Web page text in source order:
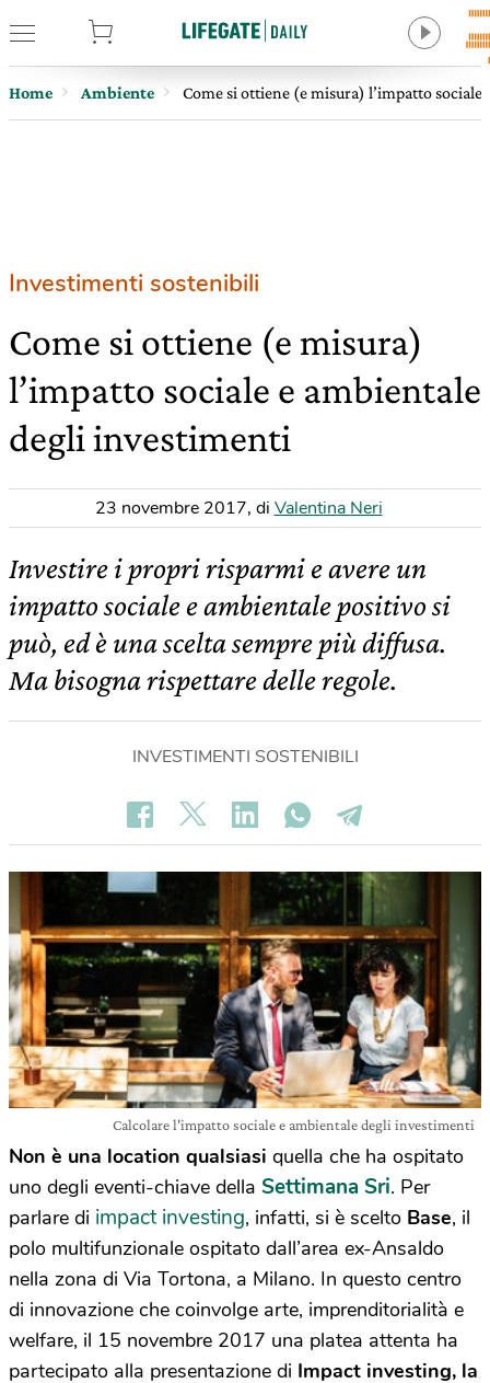
Home Ambiente Come si ottiene (e misura) l’impatto
Investimenti sostenibili
Come si ottiene (e misura)
l’impatto sociale e ambientale
degli investimenti
23 novembre 2017, di Valentina Neri
Investire i propri risparmi e avere un
impatto sociale e ambientale positivo si
può, ed è una scelta sempre più diffusa.
Ma bisogna rispettare delle regole.
INVESTIMENTI SOSTENIBILI
Calcolare l'impatto sociale e ambientale degli investimenti
Non è una location qualsiasi quella che ha ospitato
uno degli eventi-chiave della Settimana Sri. Per
parlare di impact investing, infatti, si è scelto Base, il
polo multifunzionale ospitato dall’area ex-Ansaldo
nella zona di Via Tortona, a Milano. In questo centro
di innovazione che coinvolge arte, imprenditorialità e
welfare, il 15 novembre 2017 una platea attenta ha
partecipato alla presentazione di Impact investing, la